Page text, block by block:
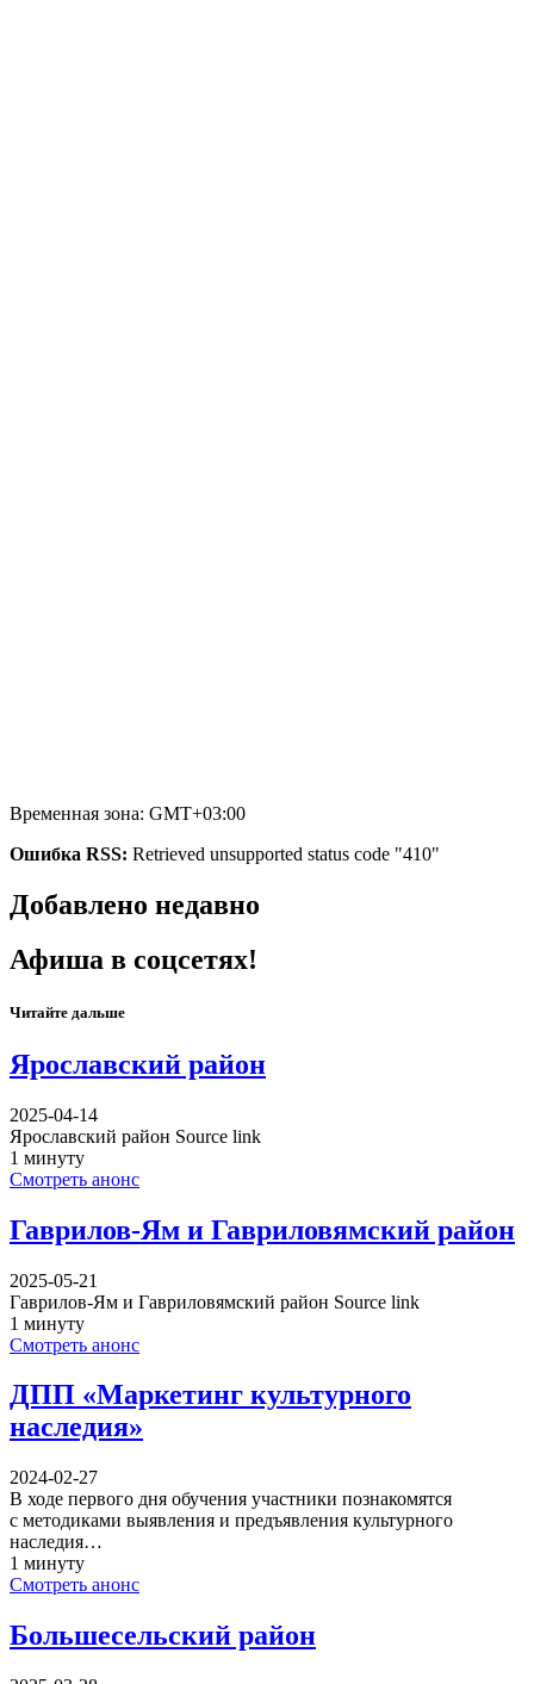
Временная зона: GMT+03:00
Ошибка RSS: Retrieved unsupported status code "410"
Добавлено недавно
Афиша в соцсетях!
Читайте дальше
Ярославский район
2025-04-14
Ярославский район Source link
1 минуту
Смотреть анонс
Гаврилов-Ям и Гавриловямский район
2025-05-21
Гаврилов-Ям и Гавриловямский район Source link
1 минуту
Смотреть анонс
ДПП «Маркетинг культурного
наследия»
2024-02-27
В ходе первого дня обучения участники познакомятся
с методиками выявления и предъявления культурного
наследия…
1 минуту
Смотреть анонс
Большесельский район